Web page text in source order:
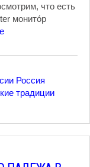
что есть
монито́р
Россия
традиции